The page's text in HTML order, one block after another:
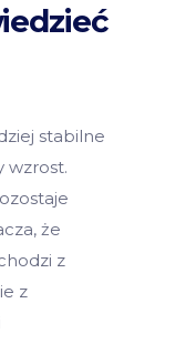
stabilne
wzrost.
że
z
z